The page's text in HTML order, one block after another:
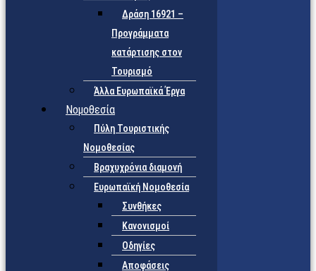
Δράση 16921 –
Προγράμματα
κατάρτισης στον
Τουρισμό
Άλλα Ευρωπαϊκά Έργα
Νομοθεσία
Πύλη Τουριστικής
Νομοθεσίας
Βραχυχρόνια διαμονή
Ευρωπαϊκή Νομοθεσία
Συνθήκες
Κανονισμοί
Οδηγίες
Αποφάσεις